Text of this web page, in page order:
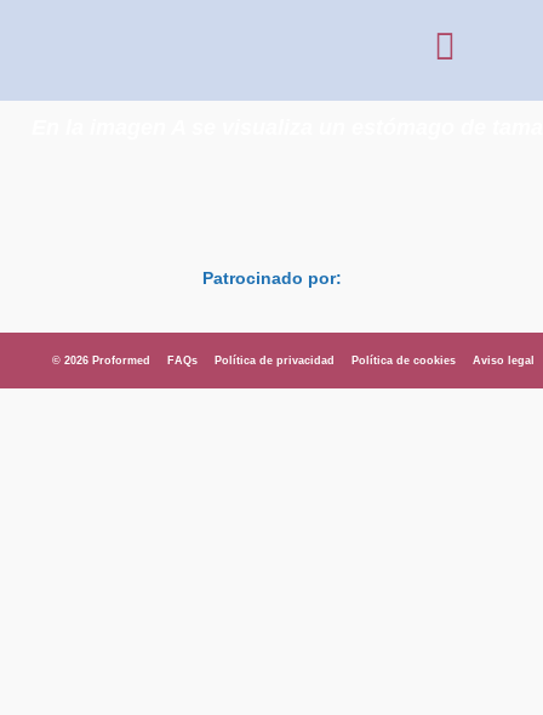
Patrocinado por:
© 2026 Proformed FAQs Política de privacidad Política de cookies Aviso legal